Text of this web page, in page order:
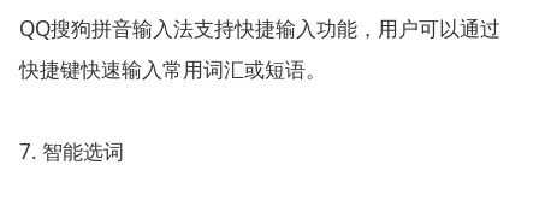
QQ搜狗拼音输入法支持快捷输入功能，用户可以通过
快捷键快速输入常用词汇或短语。
7. 智能选词